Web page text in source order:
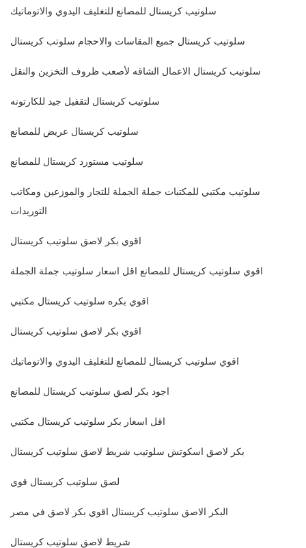
سلوتيب كريستال للمصانع للتغليف اليدوي والاتوماتيك
سلوتيب كريستال جميع المقاسات والاحجام سلوتب كريستال
سلوتيب كريستال الاعمال الشاقه لأصعب ظروف التخزين والنقل
سلوتيب كريستال لتقفيل جيد للكارتونه
سلوتيب كريستال عريض للمصانع
سلوتيب مستورد كريستال للمصانع
سلوتيب مكتبي للمكتبات جملة الجملة للتجار والموزعين ومكاتب
التوريدات
اقوي بكر لاصق سلوتيب كريستال
اقوي سلوتيب كريستال للمصانع اقل اسعار سلوتيب جملة الجملة
اقوي بكره سلوتيب كريستال مكتبي
اقوي بكر لاصق سلوتيب كريستال
اقوي سلوتيب كريستال للمصانع للتغليف اليدوي والاتوماتيك
اجود بكر لصق سلوتيب كريستال للمصانع
اقل اسعار بكر سلوتيب كريستال مكتبي
بكر لاصق اسكوتش سلوتيب شريط لاصق سلوتيب كريستال
لصق سلوتيب كريستال قوي
البكر الاصق سلوتيب كريستال اقوي بكر لاصق في مصر
شريط لاصق سلوتيب كريستال